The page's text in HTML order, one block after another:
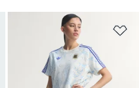
Añadir a la lista de deseos